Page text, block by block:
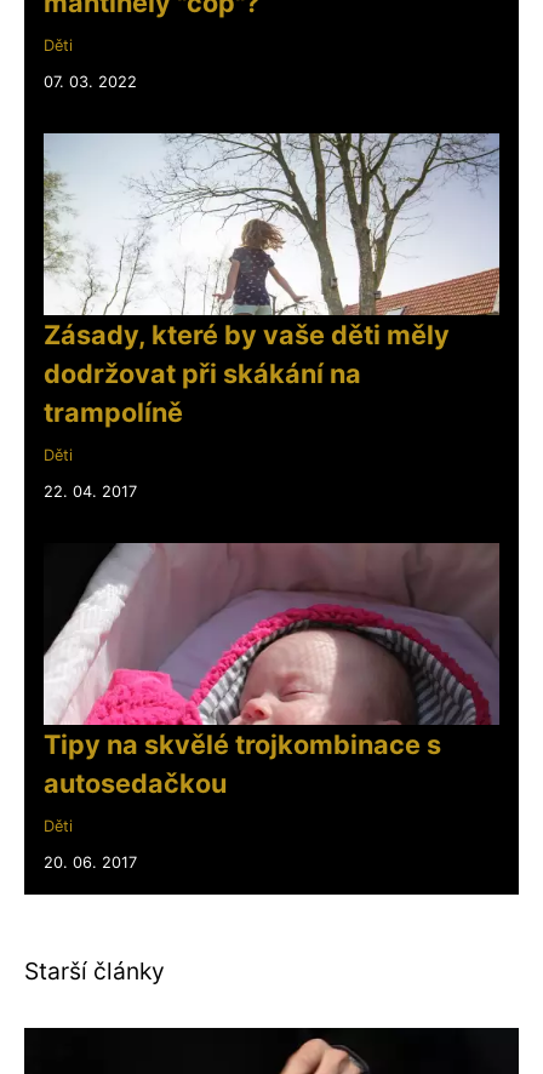
Děti
07. 03. 2022
Zásady, které by vaše děti měly
dodržovat při skákání na
trampolíně
Děti
22. 04. 2017
Tipy na skvělé trojkombinace s
autosedačkou
Děti
20. 06. 2017
Starší články